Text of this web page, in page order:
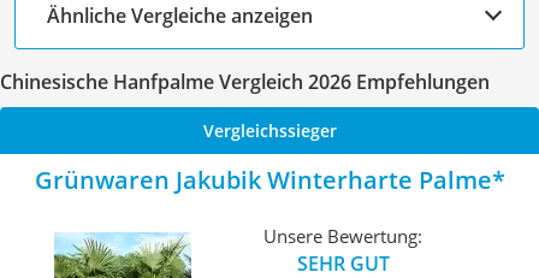
Ähnliche Vergleiche anzeigen
Chinesische Hanfpalme Vergleich 2026 Empfehlungen
Vergleichssieger
Grünwaren Jakubik Winterharte Palme
Unsere Bewertung:
SEHR GUT